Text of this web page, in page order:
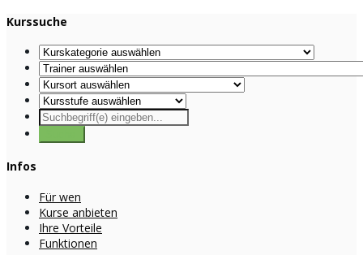
Kurssuche
Infos
Für wen
Kurse anbieten
Ihre Vorteile
Funktionen